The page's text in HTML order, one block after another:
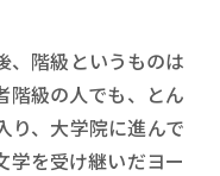
、階級というものは
階級の人でも、とん
り、大学院に進んで
学を受け継いだヨー